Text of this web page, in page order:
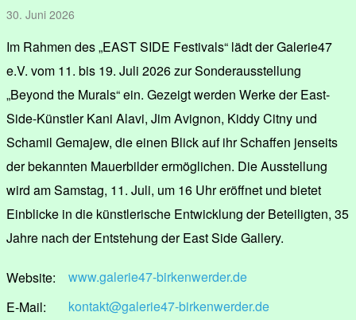
30. Juni 2026
Im Rahmen des „EAST SIDE Festivals“ lädt der Galerie47
e.V. vom 11. bis 19. Juli 2026 zur Sonderausstellung
„Beyond the Murals“ ein. Gezeigt werden Werke der East-
Side-Künstler Kani Alavi, Jim Avignon, Kiddy Citny und
Schamil Gemajew, die einen Blick auf ihr Schaffen jenseits
der bekannten Mauerbilder ermöglichen. Die Ausstellung
wird am Samstag, 11. Juli, um 16 Uhr eröffnet und bietet
Einblicke in die künstlerische Entwicklung der Beteiligten, 35
Jahre nach der Entstehung der East Side Gallery.
Website:
www.galerie47-birkenwerder.de
E-Mail:
kontakt@galerie47-birkenwerder.de